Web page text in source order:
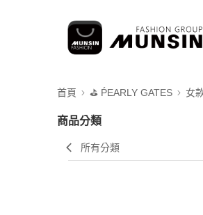
首頁 ⛳️ ṔEARLY GATES 女
商品分類
所有分類